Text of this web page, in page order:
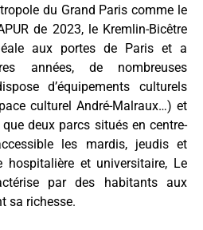
du Grand Paris comme le
de 2023, le Kremlin-Bicêtre
aux portes de Paris et a
années, de nombreuses
d’équipements culturels
culturel André-Malraux…) et
deux parcs situés en centre-
les mardis, jeudis et
hospitalière et universitaire, Le
par des habitants aux
sa richesse.